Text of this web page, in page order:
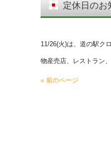
定休日のお
11/26(火)は、道の駅ク
物産売店、レストラン
« 前のページ